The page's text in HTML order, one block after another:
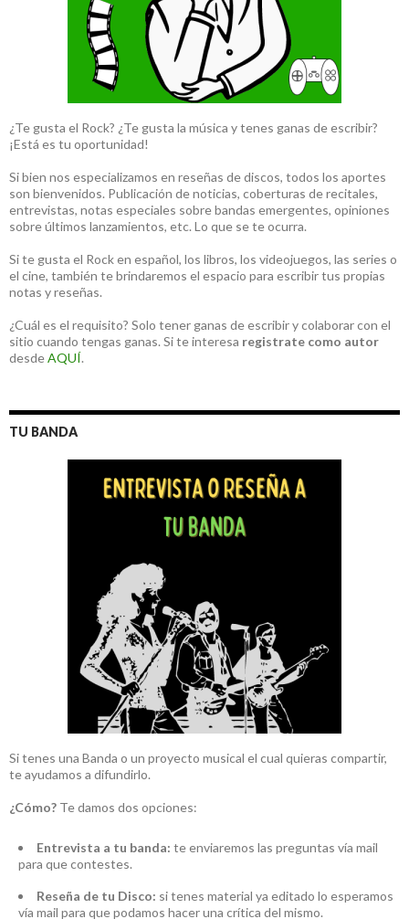
¿Te gusta el Rock? ¿Te gusta la música y tenes ganas de escribir?
¡Está es tu oportunidad!
Si bien nos especializamos en reseñas de discos, todos los aportes
son bienvenidos. Publicación de noticias, coberturas de recitales,
entrevistas, notas especiales sobre bandas emergentes, opiniones
sobre últimos lanzamientos, etc. Lo que se te ocurra.
Si te gusta el Rock en español, los libros, los videojuegos, las series o
el cine, también te brindaremos el espacio para escribir tus propias
notas y reseñas.
¿Cuál es el requisito? Solo tener ganas de escribir y colaborar con el
sitio cuando tengas ganas. Si te interesa registrate como autor
desdeAQUÍ.
TU BANDA
Si tenes una Banda o un proyecto musical el cual quieras compartir,
te ayudamos a difundirlo.
¿Cómo? Te damos dos opciones:
Entrevista a tu banda: te enviaremos las preguntas vía mail
para que contestes.
Reseña de tu Disco: si tenes material ya editado lo esperamos
vía mail para que podamos hacer una crítica del mismo.